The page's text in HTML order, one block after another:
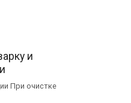
и
При очистке